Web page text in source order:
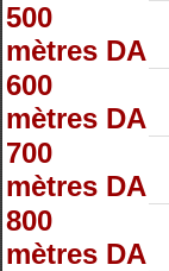
500
mètres DA
600
mètres DA
700
mètres DA
800
mètres DA